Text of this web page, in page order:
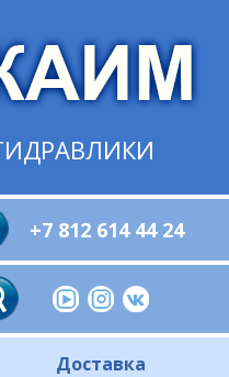
+7 812 614 44 24
Доставка